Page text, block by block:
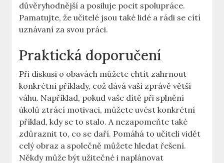
⁣důvěryhodnější ‌a posiluje pocit⁣ spolupráce.
Pamatujte, že učitelé jsou také lidé a rádi se‍ cítí
uznávaní⁢ za svou práci.
Praktická doporučení
Při diskusi o obavách ‍můžete chtít⁤ zahrnout
konkrétní příklady, což dává vaší⁣ zprávě větší
váhu. Například, pokud vaše dítě při ⁣splnění
úkolů ztrácí motivaci, můžete uvést konkrétní
‌příklad, kdy se to stalo. A nezapomeňte také
⁢zdůraznit to, co ‌se daří. Pomáhá to učiteli vidět
celý obraz⁣ a společně můžete hledat řešení.
Někdy ⁤může být ​užitečné i naplánovat